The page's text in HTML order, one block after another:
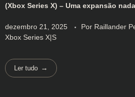
(Xbox Series X) – Uma expansão
dezembro 21, 2025 Por Raillander
Xbox Series X|S
Ler tudo